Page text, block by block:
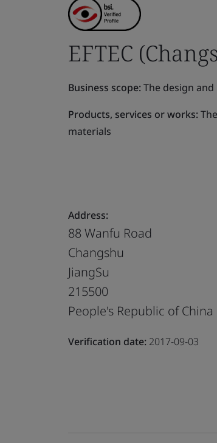
EFTEC
Business scope:The design
Products, services or works:
materials
Address:
88 Wanfu Road
Changshu
JiangSu
215500
People's Republic of China
Verification date: 2017-09-03